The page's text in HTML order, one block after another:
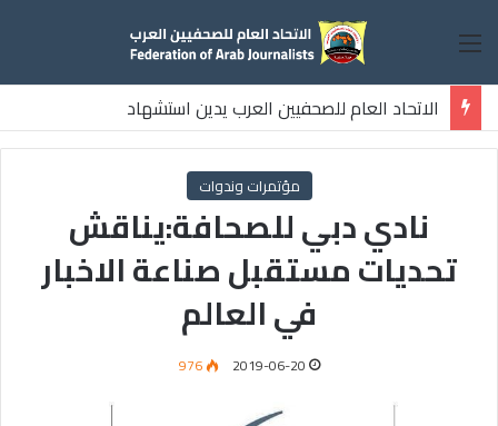
القائمة
الاتحاد العام للصحفيين العرب يدين استشهاد
ثلاثة صحفيين فلسطينيين باستهداف إسرائيلي وسط قطاع غزة
مؤتمرات وندوات
نادي دبي للصحافة:يناقش
تحديات مستقبل صناعة الاخبار
في العالم
2019-06-20
976